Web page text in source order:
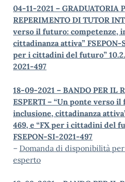
04-11-2021 – GRADUATORIA
REPERIMENTO DI TUTOR
verso il futuro: competenze,
cittadinanza attiva” FSEPON-
per i cittadini del futuro”
2021-497
18-09-2021 – BANDO PER IL
ESPERTI – “Un ponte verso
inclusione, cittadinanza
469, e “FX per i cittadini del
FSEPON-SI-2021-497
– Domanda di disponibilità
esperto